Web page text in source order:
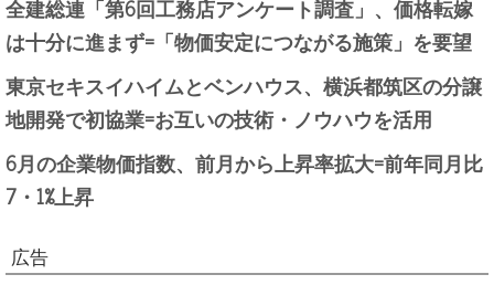
全建総連「第6回工務店アンケート調査」、価格転嫁
は十分に進まず=「物価安定につながる施策」を要望
東京セキスイハイムとベンハウス、横浜都筑区の分譲
地開発で初協業=お互いの技術・ノウハウを活用
6月の企業物価指数、前月から上昇率拡大=前年同月比
7・1%上昇
広告